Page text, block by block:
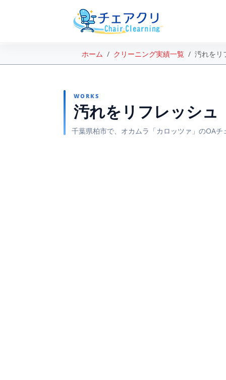
ホーム クリーニング実績一覧 汚れをリ
WORKS
汚れをリフレッシュ
千葉県柏市で、オカムラ「カロッツァ」のOA